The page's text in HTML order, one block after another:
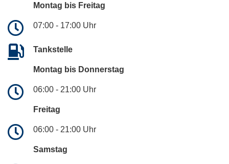
Montag bis Freitag
07:00 - 17:00 Uhr
Tankstelle
Montag bis Donnerstag
06:00 - 21:00 Uhr
Freitag
06:00 - 21:00 Uhr
Samstag